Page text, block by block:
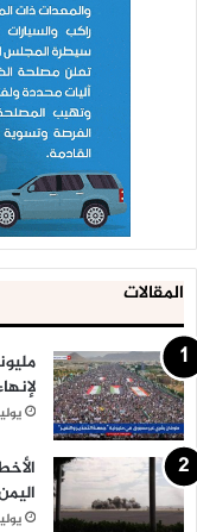
المقالات
يوليو
يوليو